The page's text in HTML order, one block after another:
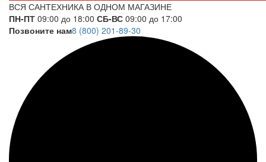
ВСЯ САНТЕХНИКА В ОДНОМ МАГАЗИНЕ
ПН-ПТ 09:00 до 18:00 СБ-ВС 09:00 до 17:00
Позвоните нам8 (800) 201-89-30